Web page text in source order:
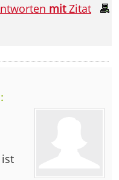
mitZitat
ist